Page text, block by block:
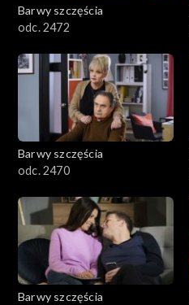
Barwy szczęścia
odc. 2472
Barwy szczęścia
odc. 2470
Barwy szczęścia